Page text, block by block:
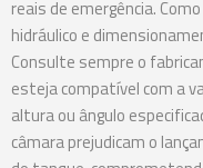
reais de emergência.
hidráulico e
Consulte sempre o
esteja compatível com a
altura ou ângulo
câmara prejudicam o